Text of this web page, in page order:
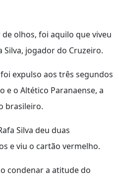
olhos, foi aquilo que viveu
Silva, jogador do Cruzeiro.
expulso aos três segundos
e o Altético Paranaense, a
brasileiro.
Silva deu duas
e viu o cartão vermelho.
condenar a atitude do